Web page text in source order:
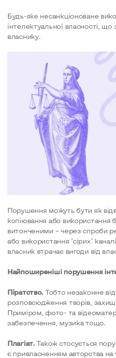
Будь-яке несанкціоноване
інтелектуальної власності,
власнику.
Порушення можуть бути як
копіювання або використання
витонченими – через спроби
або використання "сірих"
власник втрачає вигоди від
Найпоширеніші порушення
Піратство. Тобто незаконне
розповсюдження творів,
Приміром, фото- та
забезпечення, музика тощо.
Плагіат.Також стосується
є привласненням авторства на